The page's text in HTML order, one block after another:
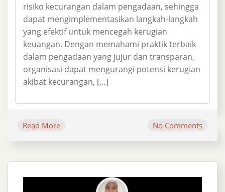
risiko kecurangan dalam pengadaan, sehingga
dapat mengimplementasikan langkah-langkah
yang efektif untuk mencegah kerugian
keuangan. Dengan memahami praktik terbaik
dalam pengadaan yang jujur dan transparan,
organisasi dapat mengurangi potensi kerugian
akibat kecurangan, […]
Read More No Comments